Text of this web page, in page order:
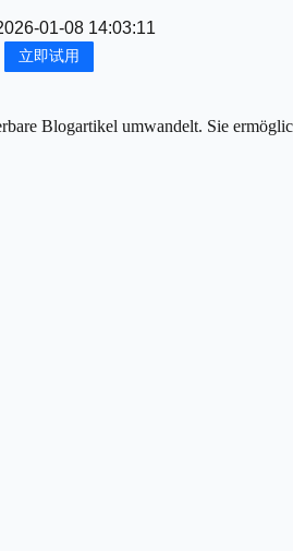
01-08 14:03:11
立即试用
umwandelt. Sie